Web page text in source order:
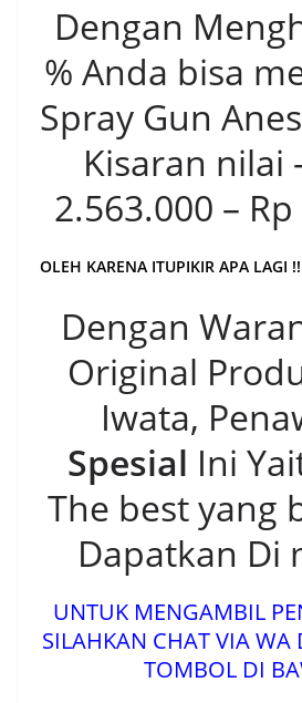
Dengan
% Anda bisa
Spray Gun
Kisaran nilai
2.563.000 –
OLEH KARENA ITUPIKIR APA LAGI !!
Dengan
Original
Iwata,
Spesial Ini
The best yang
Dapatkan Di
UNTUK MENGAMBIL
SILAHKAN CHAT VIA WA
TOMBOL DI